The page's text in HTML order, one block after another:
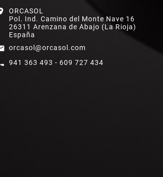
ORCASOL
Pol. Ind. Camino del Monte Nave 16
26311 Arenzana de Abajo (La Rioja)
España
orcasol@orcasol.com
941 363 493 - 609 727 434